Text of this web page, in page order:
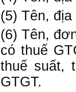
(5) Tên,
(6) Tên,
có thuế
thuế suất,
GTGT.